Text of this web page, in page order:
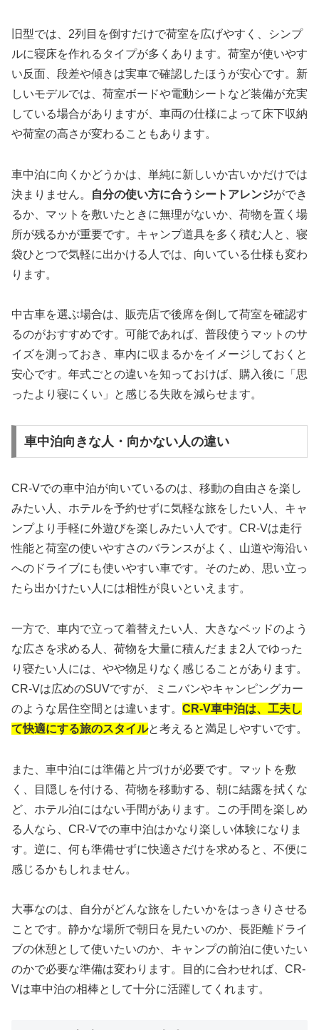
旧型では、2列目を倒すだけで荷室を広げやすく、シンプ
ルに寝床を作れるタイプが多くあります。荷室が使いやす
い反面、段差や傾きは実車で確認したほうが安心です。新
しいモデルでは、荷室ボードや電動シートなど装備が充実
している場合がありますが、車両の仕様によって床下収納
や荷室の高さが変わることもあります。
車中泊に向くかどうかは、単純に新しいか古いかだけでは
決まりません。
自分の使い方に合うシートアレンジができ
るか、マットを敷いたときに無理がないか、荷物を置く場
所が残るかが重要です。キャンプ道具を多く積む人と、寝
袋ひとつで気軽に出かける人では、向いている仕様も変わ
ります。
中古車を選ぶ場合は、販売店で後席を倒して荷室を確認す
るのがおすすめです。可能であれば、普段使うマットのサ
イズを測っておき、車内に収まるかをイメージしておくと
安心です。年式ごとの違いを知っておけば、購入後に「思
ったより寝にくい」と感じる失敗を減らせます。
車中泊向きな人・向かない人の違い
CR-Vでの車中泊が向いているのは、移動の自由さを楽し
みたい人、ホテルを予約せずに気軽な旅をしたい人、キャ
ンプより手軽に外遊びを楽しみたい人です。CR-Vは走行
性能と荷室の使いやすさのバランスがよく、山道や海沿い
へのドライブにも使いやすい車です。そのため、思い立っ
たら出かけたい人には相性が良いといえます。
一方で、車内で立って着替えたい人、大きなベッドのよう
な広さを求める人、荷物を大量に積んだまま2人でゆった
り寝たい人には、やや物足りなく感じることがあります。
CR-Vは広めのSUVですが、ミニバンやキャンピングカー
のような居住空間とは違います。 CR-V車中泊は、工夫し
て快適にする旅のスタイルと考えると満足しやすいです。
また、車中泊には準備と片づけが必要です。マットを敷
く、目隠しを付ける、荷物を移動する、朝に結露を拭くな
ど、ホテル泊にはない手間があります。この手間を楽しめ
る人なら、CR-Vでの車中泊はかなり楽しい体験になりま
す。逆に、何も準備せずに快適さだけを求めると、不便に
感じるかもしれません。
大事なのは、自分がどんな旅をしたいかをはっきりさせる
ことです。静かな場所で朝日を見たいのか、長距離ドライ
ブの休憩として使いたいのか、キャンプの前泊に使いたい
のかで必要な準備は変わります。目的に合わせれば、CR-
Vは車中泊の相棒として十分に活躍してくれます。